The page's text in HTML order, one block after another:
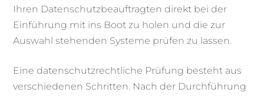
Ihren Datenschutzbeauftragten direkt bei der
Einführung mit ins Boot zu holen und die zur
Auswahl stehenden Systeme prüfen zu lassen.
Eine datenschutzrechtliche Prüfung besteht aus
verschiedenen Schritten. Nach der Durchführung